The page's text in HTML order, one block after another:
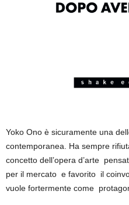
Yoko Ono è sicuramente una
contemporanea. Ha sempre
concetto dell’opera d’arte
per il mercato e favorito il
vuole fortermente come